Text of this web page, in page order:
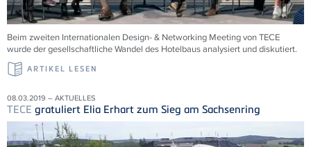
Beim zweiten Internationalen Design- & Networking Meeting von TECE
wurde der gesellschaftliche Wandel des Hotelbaus analysiert und diskutiert.
ARTIKEL LESEN
08.03.2019 – AKTUELLES
TECE gratuliert Elia Erhart zum Sieg am Sachsenring